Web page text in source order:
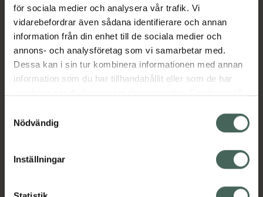
för sociala medier och analysera vår trafik. Vi
vidarebefordrar även sådana identifierare och annan
information från din enhet till de sociala medier och
annons- och analysföretag som vi samarbetar med.
Dessa kan i sin tur kombinera informationen med annan
information som du har tillhandahållit eller som de har
återkalla ditt samtycke via webbplatsens
cookieinställningar. Ett återkallat samtycke påverkar inte
lagligheten av behandling som skett innan återkallelsen.
Nödvändig
Inställningar
Läs alltid bipacksedeln innan
användning.
EAN:
03838989691479